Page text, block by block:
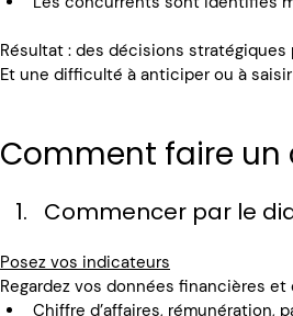
Résultat : des décisions
Et une difficulté à anticiper ou à
Comment faire un
Commencer par le
Posez vos indicateurs
Regardez vos données financières
Chiffre d’affaires, rémunération,